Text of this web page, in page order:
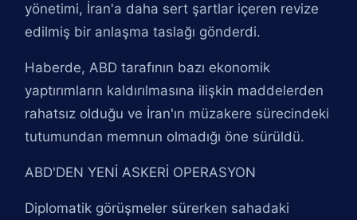
yönetimi, İran'a daha sert şartlar içeren revize
edilmiş bir anlaşma taslağı gönderdi.
Haberde, ABD tarafının bazı ekonomik
yaptırımların kaldırılmasına ilişkin maddelerden
rahatsız olduğu ve İran'ın müzakere sürecindeki
tutumundan memnun olmadığı öne sürüldü.
ABD'DEN YENİ ASKERİ OPERASYON
Diplomatik görüşmeler sürerken sahadaki